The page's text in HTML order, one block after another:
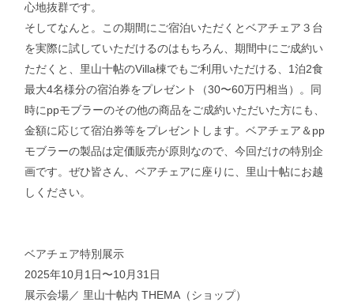
心地抜群です。
そしてなんと。この期間にご宿泊いただくとベアチェア３台
を実際に試していただけるのはもちろん、期間中にご成約い
ただくと、里山十帖のVilla棟でもご利用いただける、1泊2食
最大4名様分の宿泊券をプレゼント（30〜60万円相当）。同
時にppモブラーのその他の商品をご成約いただいた方にも、
金額に応じて宿泊券等をプレゼントします。ベアチェア＆pp
モブラーの製品は定価販売が原則なので、今回だけの特別企
画です。ぜひ皆さん、ベアチェアに座りに、里山十帖にお越
しください。
ベアチェア特別展示
2025年10月1日〜10月31日
展示会場／ 里山十帖内 THEMA（ショップ）